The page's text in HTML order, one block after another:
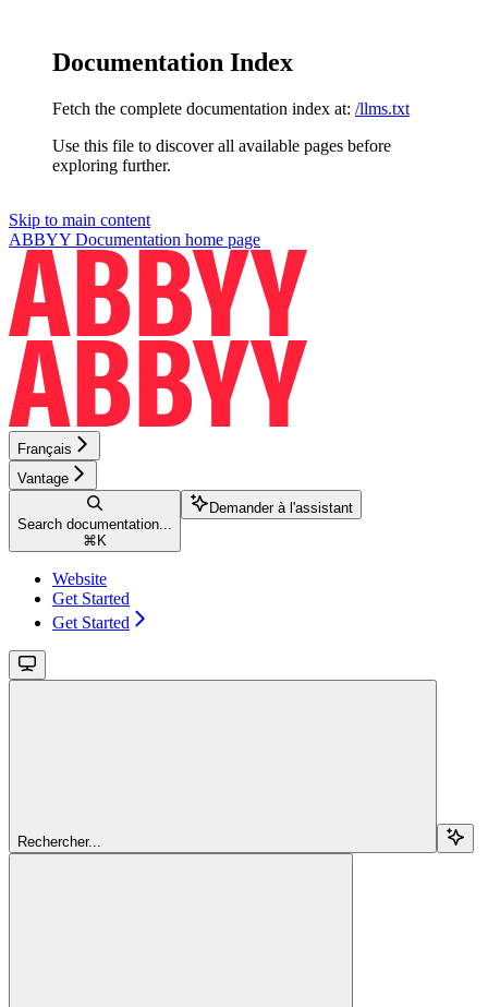
Documentation Index
Fetch the complete documentation index at: /llms.txt
Use this file to discover all available pages before
exploring further.
Skip to main content
ABBYY Documentation home page
Français
Vantage
Search documentation...
⌘ K
Demander à l'assistant
Website
Get Started
Get Started
Rechercher...